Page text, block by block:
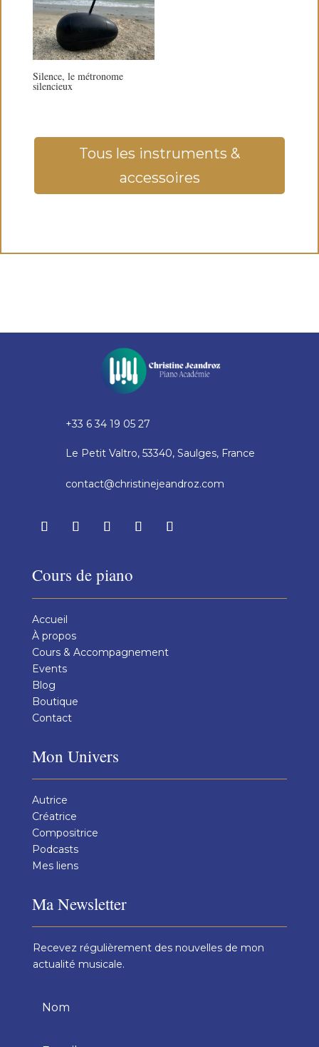
Silence, le métronome
silencieux
Tous les instruments &
accessoires
+33 6 34 19 05 27
Le Petit Valtro, 53340, Saulges, France
contact@christinejeandroz.com
Cours de piano
Accueil
À propos
Cours & Accompagnement
Events
Blog
Boutique
Contact
Mon Univers
Autrice
Créatrice
Compositrice
Podcasts
Mes liens
Ma Newsletter
Recevez régulièrement des nouvelles de mon
actualité musicale.